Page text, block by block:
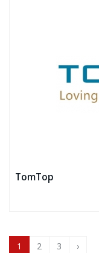
TomTop
1 2 3 ›